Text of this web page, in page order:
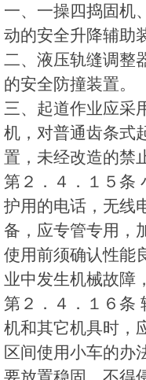
一、一操四捣固机
动的安全升降辅助
二、液压轨缝调整
的安全防撞装置。
三、起道作业应采
机，对普通齿条式
置，未经改造的禁
第２．４．１５条
护用的电话，无线
备，应专管专用，
使用前须确认性能
业中发生机械故障
第２．４．１６条
机和其它机具时，
区间使用小车的办